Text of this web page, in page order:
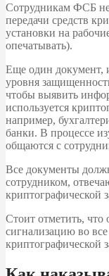
Сотрудникам ФСБ
передачи средств
установки на
опечатывать).
Еще один
уровня
чтобы выявить
используется
например,
банки. В процессе
общаются с
Все документы
сотрудником,
криптографической
Стоит отметить, что
сигнализацию во
криптографической